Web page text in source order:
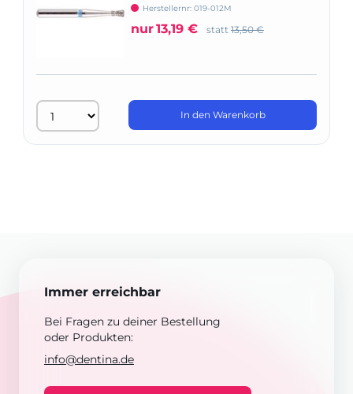
umgekehrter Kegel mit Kragen
Herstellernr: 019-012M
nur13,19 € statt 13,50 €
In den Warenkorb
Immer erreichbar
Bei Fragen zu deiner Bestellung
oder Produkten:
info@dentina.de